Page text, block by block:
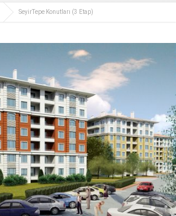
SeyirTepe Konutları (3 Etap)